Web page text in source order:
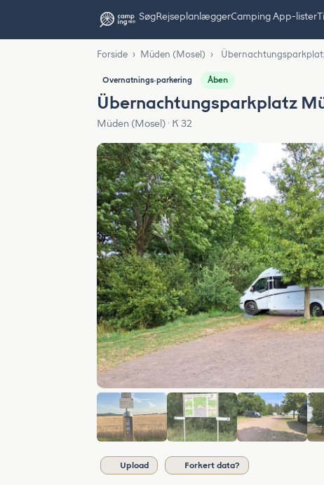
SøgRejseplanlæggerCamping App-lister
Forside › Müden (Mosel) ›
Overnatnings‑parkering Åben
Übernachtungsparkplatz
Müden (Mosel) · K 32
Upload Forkert data?